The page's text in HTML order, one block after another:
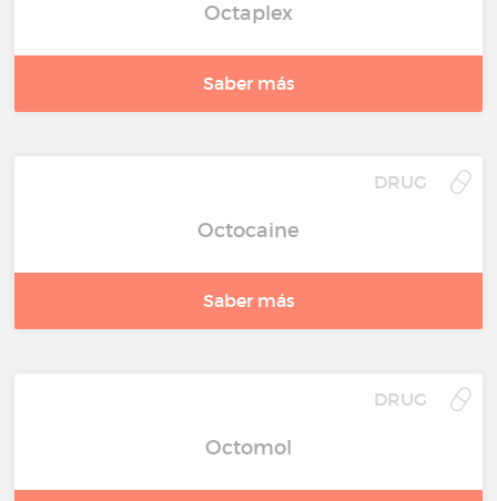
Octaplex
Saber más
DRUG
Octocaine
Saber más
DRUG
Octomol